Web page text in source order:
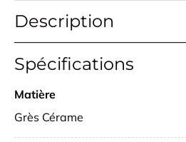
Description
Spécifications
Matière
Grès Cérame